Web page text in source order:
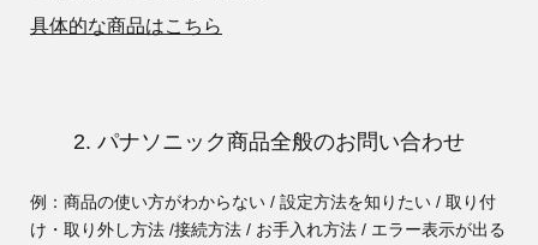
具体的な商品はこちら
2. パナソニック商品全般のお問い合わせ
例：商品の使い方がわからない / 設定方法を知りたい / 取り付
け・取り外し方法 /接続方法 / お手入れ方法 / エラー表示が出る